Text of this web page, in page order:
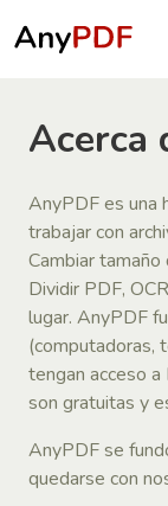
Acerca
AnyPDF es una
trabajar con
Cambiar
Dividir PDF,
lugar. AnyPDF
(computadoras,
tengan acceso
son gratuitas y
AnyPDF se
quedarse con